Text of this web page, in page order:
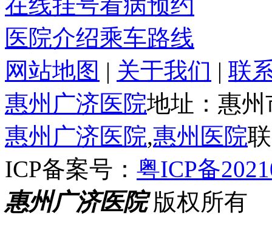
医院介绍乘车路线
网站地图 | 关于我们 | 联
惠州广济医院地址：惠
惠州广济医院,惠州医院
ICP备案号： 粤ICP备
惠州广济医院版权所有